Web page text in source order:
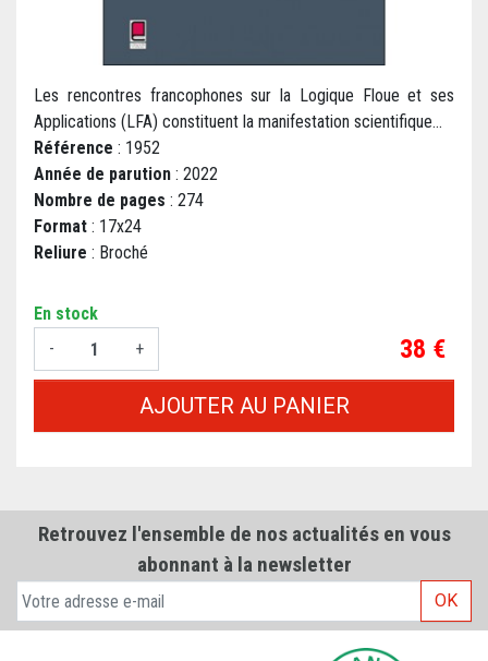
Les rencontres francophones sur la Logique Floue et ses
Applications (LFA) constituent la manifestation scientifique...
Référence : 1952
Année de parution : 2022
Nombre de pages : 274
Format : 17x24
Reliure : Broché
En stock
-
+ Prix
38 €
AJOUTER AU PANIER
Retrouvez l'ensemble de nos actualités en vous
abonnant à la newsletter
OK